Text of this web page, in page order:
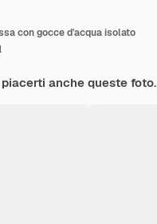
con gocce d'acqua isolato
anche queste foto.